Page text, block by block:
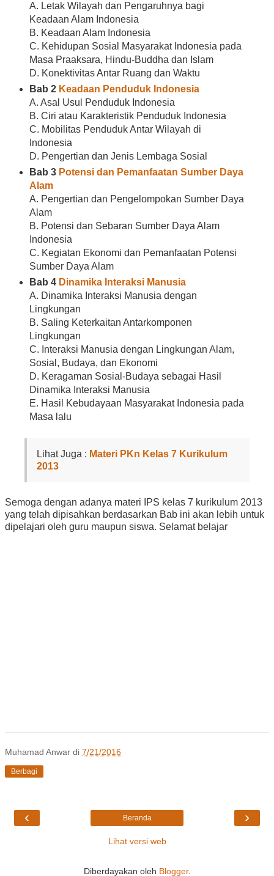
A. Letak Wilayah dan Pengaruhnya bagi
Keadaan Alam Indonesia
B. Keadaan Alam Indonesia
C. Kehidupan Sosial Masyarakat Indonesia pada
Masa Praaksara, Hindu-Buddha dan Islam
D. Konektivitas Antar Ruang dan Waktu
Bab 2 Keadaan Penduduk Indonesia
A. Asal Usul Penduduk Indonesia
B. Ciri atau Karakteristik Penduduk Indonesia
C. Mobilitas Penduduk Antar Wilayah di
Indonesia
D. Pengertian dan Jenis Lembaga Sosial
Bab 3 Potensi dan Pemanfaatan Sumber Daya
Alam
A. Pengertian dan Pengelompokan Sumber Daya
Alam
B. Potensi dan Sebaran Sumber Daya Alam
Indonesia
C. Kegiatan Ekonomi dan Pemanfaatan Potensi
Sumber Daya Alam
Bab 4 Dinamika Interaksi Manusia
A. Dinamika Interaksi Manusia dengan
Lingkungan
B. Saling Keterkaitan Antarkomponen
Lingkungan
C. Interaksi Manusia dengan Lingkungan Alam,
Sosial, Budaya, dan Ekonomi
D. Keragaman Sosial-Budaya sebagai Hasil
Dinamika Interaksi Manusia
E. Hasil Kebudayaan Masyarakat Indonesia pada
Masa lalu
Lihat Juga : Materi PKn Kelas 7 Kurikulum
2013
Semoga dengan adanya materi IPS kelas 7 kurikulum 2013
yang telah dipisahkan berdasarkan Bab ini akan lebih untuk
dipelajari oleh guru maupun siswa. Selamat belajar
Muhamad Anwar di 7/21/2016
Berbagi
‹ ›
Beranda
Lihat versi web
Diberdayakan oleh Blogger.